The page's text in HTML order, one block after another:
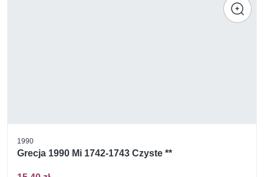
1990
Grecja 1990 Mi 1742-1743 Czyste **